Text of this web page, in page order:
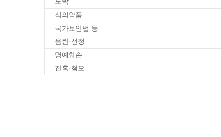
도박
식의약품
국가보안법 등
음란·선정
명예훼손
잔혹·혐오